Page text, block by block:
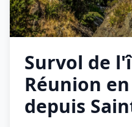
Survol de
Réunion
depuis